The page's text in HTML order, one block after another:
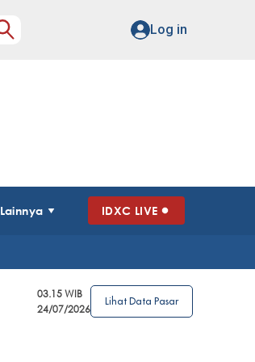
Log in
Lainnya IDXC LIVE
AGRO
4
2.63%
AGRS
62
0%
03.15 WIB
24/07/2026
Lihat Data Pasar